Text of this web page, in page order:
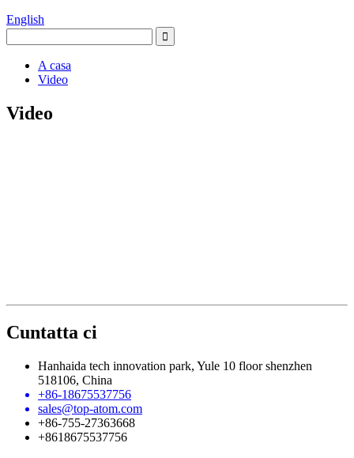
English
A casa
Video
Video
Cuntatta ci
Hanhaida tech innovation park, Yule 10 floor shenzhen
518106, China
+86-18675537756
sales@top-atom.com
+86-755-27363668
+8618675537756